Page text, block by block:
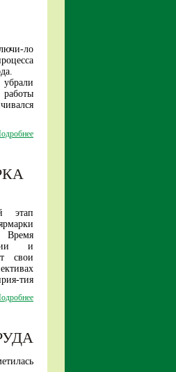
ло
ния по
школ
этап
и
свои
тия
на